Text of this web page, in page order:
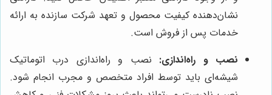
نشان‌دهنده کیفیت محصول و تعهد شرکت سازنده به ارائه
خدمات پس از فروش است.
نصب و راه‌اندازی: نصب و راه‌اندازی درب اتوماتیک
شیشه‌ای باید توسط افراد متخصص و مجرب انجام شود.